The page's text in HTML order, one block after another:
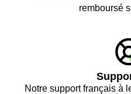
remboursé
Notre support français à